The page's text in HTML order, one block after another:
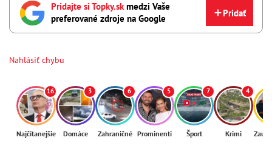
Pridajte si Topky.skmedzi Vaše
preferované zdroje na Google
Pridať
Nahlásiť chybu
16
Najčítanejšie
3
Domáce
6
Zahraničné
5
Prominenti
7
Šport
4
Krimi